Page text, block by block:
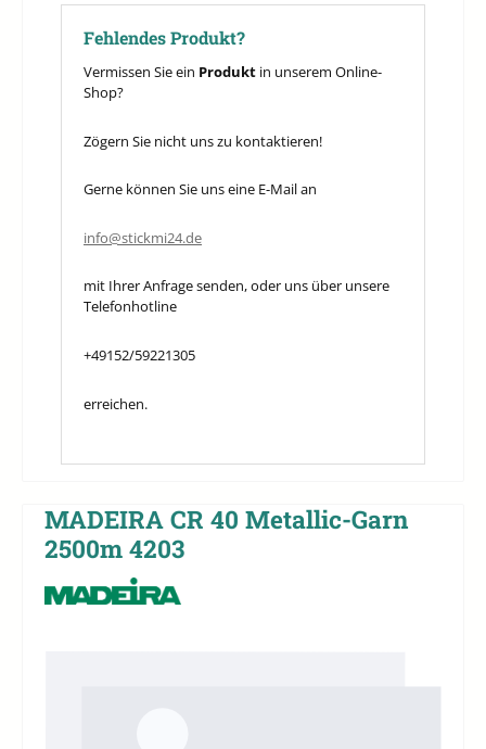
Fehlendes Produkt?
Vermissen Sie ein Produkt in unserem Online-
Shop?
Zögern Sie nicht uns zu kontaktieren!
Gerne können Sie uns eine E-Mail an
info@stickmi24.de
mit Ihrer Anfrage senden, oder uns über unsere
Telefonhotline
+49152/59221305
erreichen.
MADEIRA CR 40 Metallic-Garn
2500m 4203